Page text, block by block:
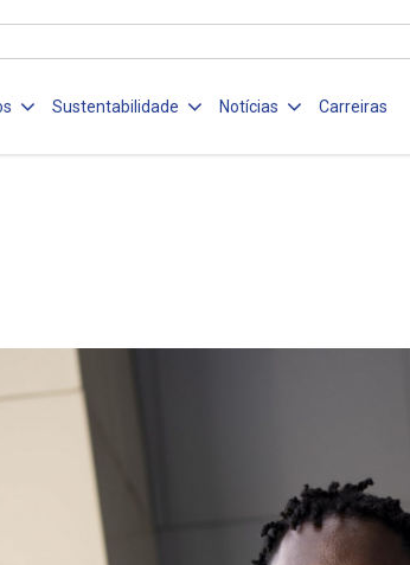
Sustentabilidade Notícias Carreiras